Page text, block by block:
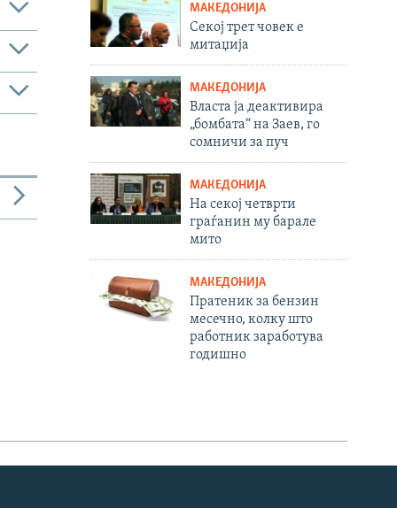
МАКЕДОНИЈА
Секој трет човек е
митаџија
МАКЕДОНИЈА
Власта ја деактивира
„бомбата“ на Заев, го
сомничи за пуч
МАКЕДОНИЈА
На секој четврти
граѓанин му барале
мито
МАКЕДОНИЈА
Пратеник за бензин
месечно, колку што
работник заработува
годишно